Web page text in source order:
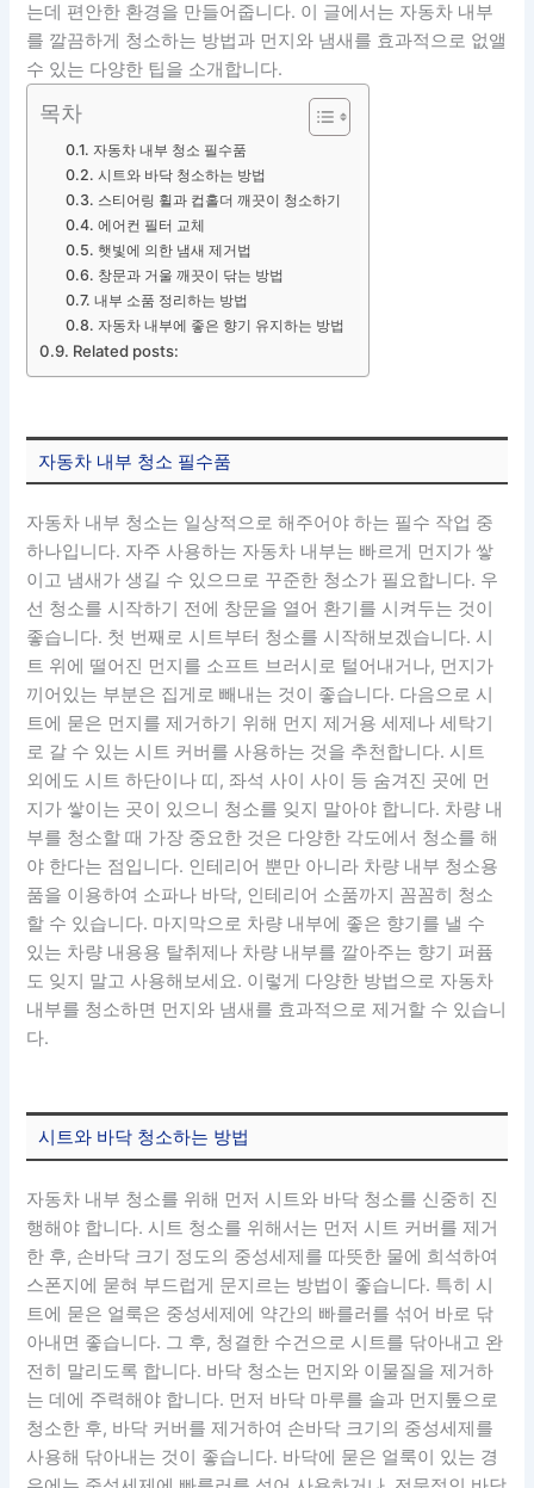
는데 편안한 환경을 만들어줍니다. 이 글에서는 자동차 내부
를 깔끔하게 청소하는 방법과 먼지와 냄새를 효과적으로 없앨
수 있는 다양한 팁을 소개합니다.
목차
자동차 내부 청소 필수품
시트와 바닥 청소하는 방법
스티어링 휠과 컵홀더 깨끗이 청소하기
에어컨 필터 교체
햇빛에 의한 냄새 제거법
창문과 거울 깨끗이 닦는 방법
내부 소품 정리하는 방법
자동차 내부에 좋은 향기 유지하는 방법
Related posts:
자동차 내부 청소 필수품
자동차 내부 청소는 일상적으로 해주어야 하는 필수 작업 중
하나입니다. 자주 사용하는 자동차 내부는 빠르게 먼지가 쌓
이고 냄새가 생길 수 있으므로 꾸준한 청소가 필요합니다. 우
선 청소를 시작하기 전에 창문을 열어 환기를 시켜두는 것이
좋습니다. 첫 번째로 시트부터 청소를 시작해보겠습니다. 시
트 위에 떨어진 먼지를 소프트 브러시로 털어내거나, 먼지가
끼어있는 부분은 집게로 빼내는 것이 좋습니다. 다음으로 시
트에 묻은 먼지를 제거하기 위해 먼지 제거용 세제나 세탁기
로 갈 수 있는 시트 커버를 사용하는 것을 추천합니다. 시트
외에도 시트 하단이나 띠, 좌석 사이 사이 등 숨겨진 곳에 먼
지가 쌓이는 곳이 있으니 청소를 잊지 말아야 합니다. 차량 내
부를 청소할 때 가장 중요한 것은 다양한 각도에서 청소를 해
야 한다는 점입니다. 인테리어 뿐만 아니라 차량 내부 청소용
품을 이용하여 소파나 바닥, 인테리어 소품까지 꼼꼼히 청소
할 수 있습니다. 마지막으로 차량 내부에 좋은 향기를 낼 수
있는 차량 내용용 탈취제나 차량 내부를 깔아주는 향기 퍼퓸
도 잊지 말고 사용해보세요. 이렇게 다양한 방법으로 자동차
내부를 청소하면 먼지와 냄새를 효과적으로 제거할 수 있습니
다.
시트와 바닥 청소하는 방법
자동차 내부 청소를 위해 먼저 시트와 바닥 청소를 신중히 진
행해야 합니다. 시트 청소를 위해서는 먼저 시트 커버를 제거
한 후, 손바닥 크기 정도의 중성세제를 따뜻한 물에 희석하여
스폰지에 묻혀 부드럽게 문지르는 방법이 좋습니다. 특히 시
트에 묻은 얼룩은 중성세제에 약간의 빠를러를 섞어 바로 닦
아내면 좋습니다. 그 후, 청결한 수건으로 시트를 닦아내고 완
전히 말리도록 합니다. 바닥 청소는 먼지와 이물질을 제거하
는 데에 주력해야 합니다. 먼저 바닥 마루를 솔과 먼지톺으로
청소한 후, 바닥 커버를 제거하여 손바닥 크기의 중성세제를
사용해 닦아내는 것이 좋습니다. 바닥에 묻은 얼룩이 있는 경